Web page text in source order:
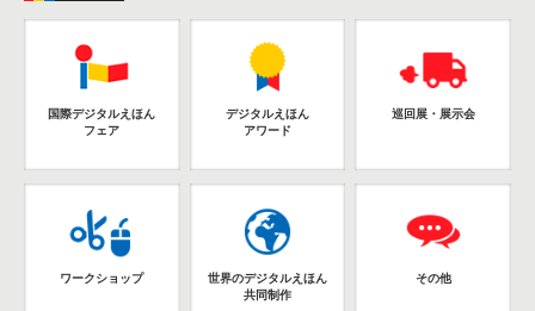
国際デジタルえほん
フェア
デジタルえほん
アワード
巡回展・展示会
ワークショップ
世界のデジタルえほん
共同制作
その他